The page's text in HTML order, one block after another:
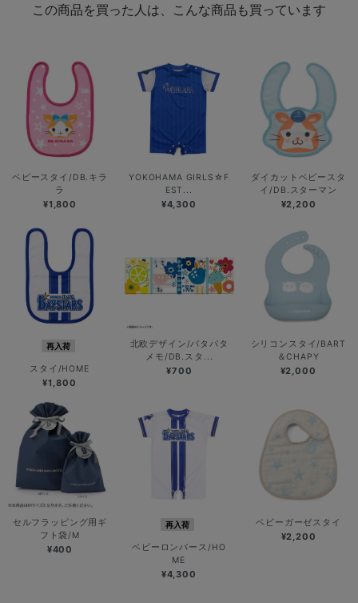
この商品を買った人は、こんな商品も買っています
ベビースタイ/DB.キラ
ラ
¥1,800
YOKOHAMA GIRLS☆F
EST...
¥4,300
ダイカットベビースタ
イ/DB.スターマン
¥2,200
再入荷
スタイ/HOME
¥1,800
北欧デザイン/パタパタ
メモ/DB.スタ...
¥700
シリコンスタイ/BART
＆CHAPY
¥2,000
セルフラッピング用ギ
フト袋/M
¥400
再入荷
ベビーロンパース/HO
ME
¥4,300
ベビーガーゼスタイ
¥2,200